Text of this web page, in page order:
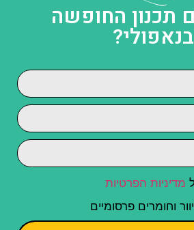
תכנון החופשה
בנאפולי?
מדיניות הפרטיות
וחומרים פרסומיים